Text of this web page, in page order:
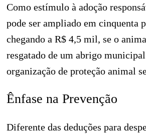
Como estímulo à adoção
pode ser ampliado em cinquenta
chegando a R$ 4,5 mil, se o
resgatado de um abrigo
organização de proteção animal
Ênfase na Prevenção
Diferente das deduções para